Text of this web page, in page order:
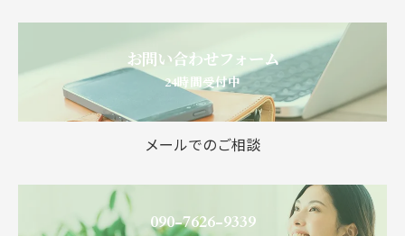
お問い合わせフォーム
24時間受付中
メールでのご相談
090-7626-9339